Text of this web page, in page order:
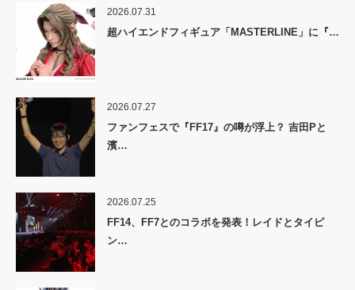
2026.07.31
超ハイエンドフィギュア「MASTERLINE」に『…
2026.07.27
ファンフェスで『FF17』の噂が浮上？ 吉田Pと
濱…
2026.07.25
FF14、FF7とのコラボを発表！レイドとタイピ
ン…